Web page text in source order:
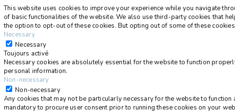
This website uses cookies to improve your experience while you navigate
of basic functionalities of the website. We also use third-party cookies that
the option to opt-out of these cookies. But opting out of some of these
Necessary
Necessary
Toujours activé
Necessary cookies are absolutely essential for the website to function
personal information.
Non-necessary
Non-necessary
Any cookies that may not be particularly necessary for the website to
mandatory to procure user consent prior to running these cookies on your